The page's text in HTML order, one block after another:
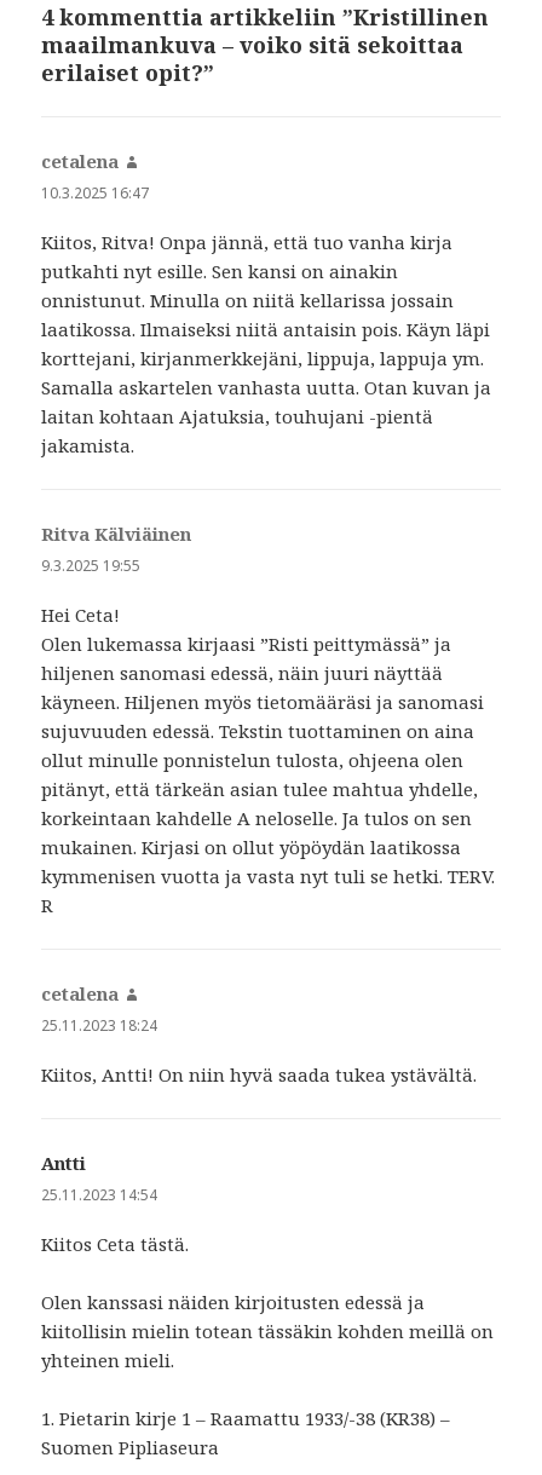
4 kommenttia artikkeliin ”Kristillinen
maailmankuva – voiko sitä sekoittaa
erilaiset opit?”
cetalena
10.3.2025 16:47
Kiitos, Ritva! Onpa jännä, että tuo vanha kirja
putkahti nyt esille. Sen kansi on ainakin
onnistunut. Minulla on niitä kellarissa jossain
laatikossa. Ilmaiseksi niitä antaisin pois. Käyn läpi
korttejani, kirjanmerkkejäni, lippuja, lappuja ym.
Samalla askartelen vanhasta uutta. Otan kuvan ja
laitan kohtaan Ajatuksia, touhujani -pientä
jakamista.
Ritva Kälviäinen
9.3.2025 19:55
Hei Ceta!
Olen lukemassa kirjaasi ”Risti peittymässä” ja
hiljenen sanomasi edessä, näin juuri näyttää
käyneen. Hiljenen myös tietomääräsi ja sanomasi
sujuvuuden edessä. Tekstin tuottaminen on aina
ollut minulle ponnistelun tulosta, ohjeena olen
pitänyt, että tärkeän asian tulee mahtua yhdelle,
korkeintaan kahdelle A neloselle. Ja tulos on sen
mukainen. Kirjasi on ollut yöpöydän laatikossa
kymmenisen vuotta ja vasta nyt tuli se hetki. TERV.
R
cetalena
25.11.2023 18:24
Kiitos, Antti! On niin hyvä saada tukea ystävältä.
Antti
25.11.2023 14:54
Kiitos Ceta tästä.
Olen kanssasi näiden kirjoitusten edessä ja
kiitollisin mielin totean tässäkin kohden meillä on
yhteinen mieli.
1. Pietarin kirje 1 – Raamattu 1933/-38 (KR38) –
Suomen Pipliaseura